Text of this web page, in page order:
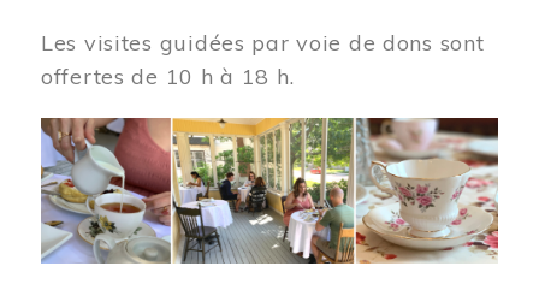
Les visites guidées par voie de dons sont
offertes de 10 h à 18 h.
Image